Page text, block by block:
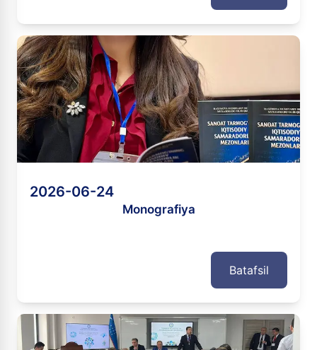
2026-06-24
Monografiya
Batafsil